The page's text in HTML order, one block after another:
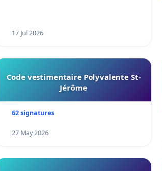
17 Jul 2026
Code vestimentaire Polyvalente St-
Jérôme
62 signatures
27 May 2026